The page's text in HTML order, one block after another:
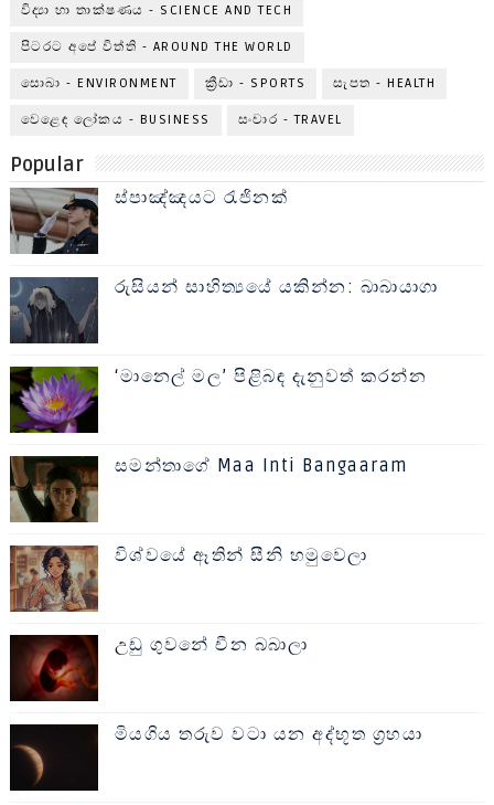
විද්‍යා හා තාක්ෂණය - SCIENCE AND TECH
පිටරට අපේ විත්ති - AROUND THE WORLD
සොබා - ENVIRONMENT ක්‍රීඩා - SPORTS සැපත - HEALTH
වෙළෙඳ ලෝකය - BUSINESS සංචාර - TRAVEL
Popular
ස්පාඤ්ඤයට රැජිනක්
රුසියන් සාහිත්‍යයේ යකින්න: බාබායාගා
‘මානෙල් මල’ පිළිබඳ දැනුවත් කරන්න
සමන්තාගේ Maa Inti Bangaaram
විශ්වයේ ඈතින් සීනි හමුවෙලා
උඩු ගුවනේ චීන බබාලා
මියගිය තරුව වටා යන අද්භූත ග්‍රහයා